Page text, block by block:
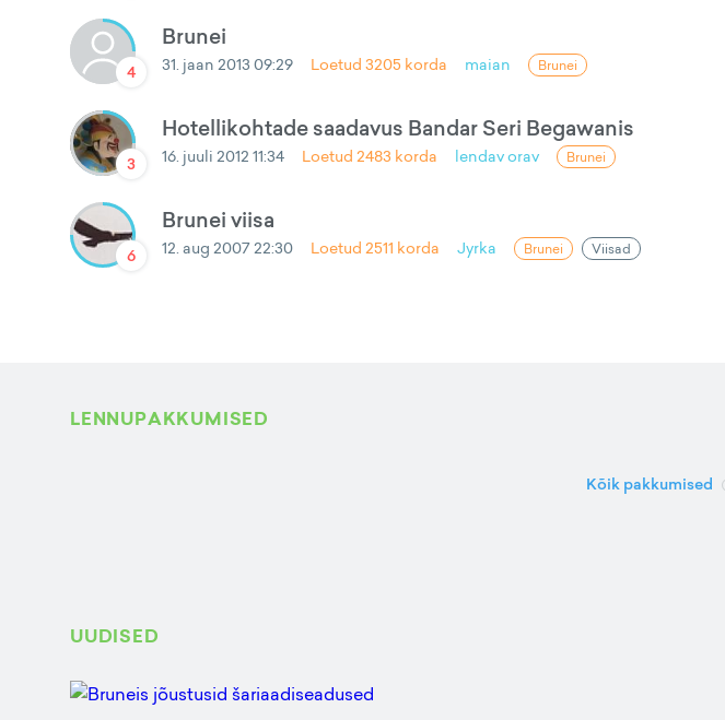
4
Brunei
31. jaan 2013 09:29 Loetud 3205 korda maian Brunei
3
Hotellikohtade saadavus Bandar Seri Begawanis
16. juuli 2012 11:34 Loetud 2483 korda lendav orav Brunei
6
Brunei viisa
12. aug 2007 22:30 Loetud 2511 korda Jyrka Brunei Viisad
LENNUPAKKUMISED
Kõik pakkumised
UUDISED